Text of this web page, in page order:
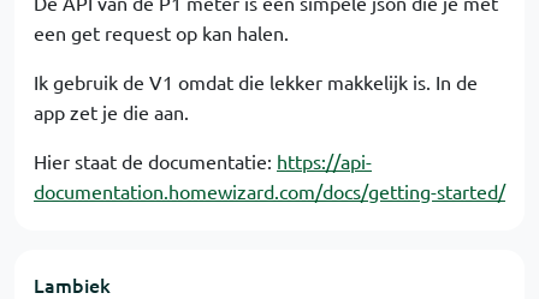
een get request op kan halen.
Ik gebruik de V1 omdat die lekker makkelijk is. In de
app zet je die aan.
Hier staat de documentatie: https://api-
documentation.homewizard.com/docs/getting-started/
Lambiek